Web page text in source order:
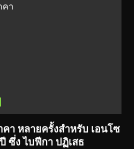
า หลายครั้งสำหรับ เอนโซ
ซึ่ง ไบฟีกา ปฏิเสธ